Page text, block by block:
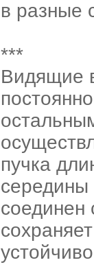
в разные
***
Видящие
пучка
середины
соединен